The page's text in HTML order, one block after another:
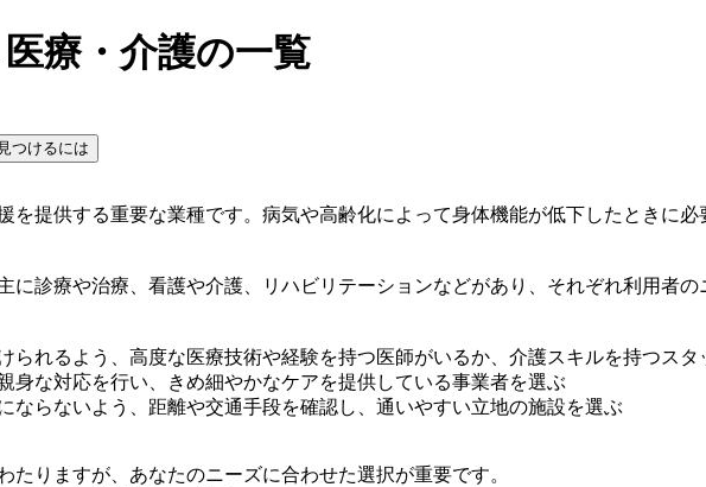
療・介護の一覧
つけるには
を提供する重要な業種です。病気や高齢化によって身体機能が低下したときに
に診療や治療、看護や介護、リハビリテーションなどがあり、それぞれ利用者の
られるよう、高度な医療技術や経験を持つ医師がいるか、介護スキルを持つスタ
身な対応を行い、きめ細やかなケアを提供している事業者を選ぶ
ならないよう、距離や交通手段を確認し、通いやすい立地の施設を選ぶ
りますが、あなたのニーズに合わせた選択が重要です。